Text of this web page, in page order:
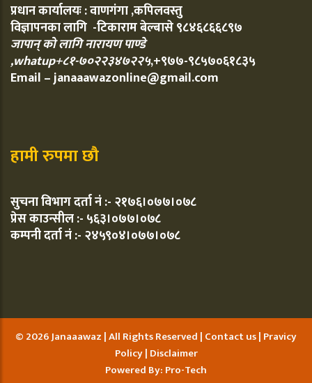
प्रधान कार्यालयः : वाणगंगा ,कपिलवस्तु
विज्ञापनका लागि -टिकाराम बेल्बासे ९८४६८६६८९७
जापान् को लागि नारायण पाण्डे
,whatup+८१-७०२२३४७२२५,+९७७-९८५७०६१८३५
Email – janaaawazonline@gmail.com
हामी रुपमा छौ
सुचना विभाग दर्ता नं :- २१७६।०७७।०७८
प्रेस काउन्सील :- ५६३।०७७।०७८
कम्पनी दर्ता नं :- २४५९०४।०७७।०७८
© 2026 Janaaawaz | All Rights Reserved | Contact us| Pravicy
Policy| Disclaimer
Powered By: Pro-Tech